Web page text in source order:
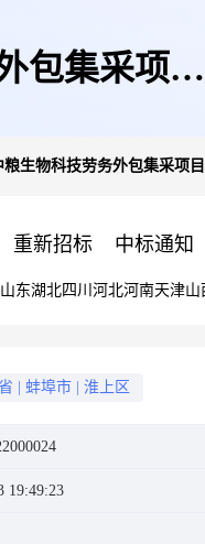
包集采项目
他等业务)
粮生物科技劳务外包集采项
重新招标 中标通知
山东湖北四川 河北河南天津山
蚌埠市 淮上区
19:49:23